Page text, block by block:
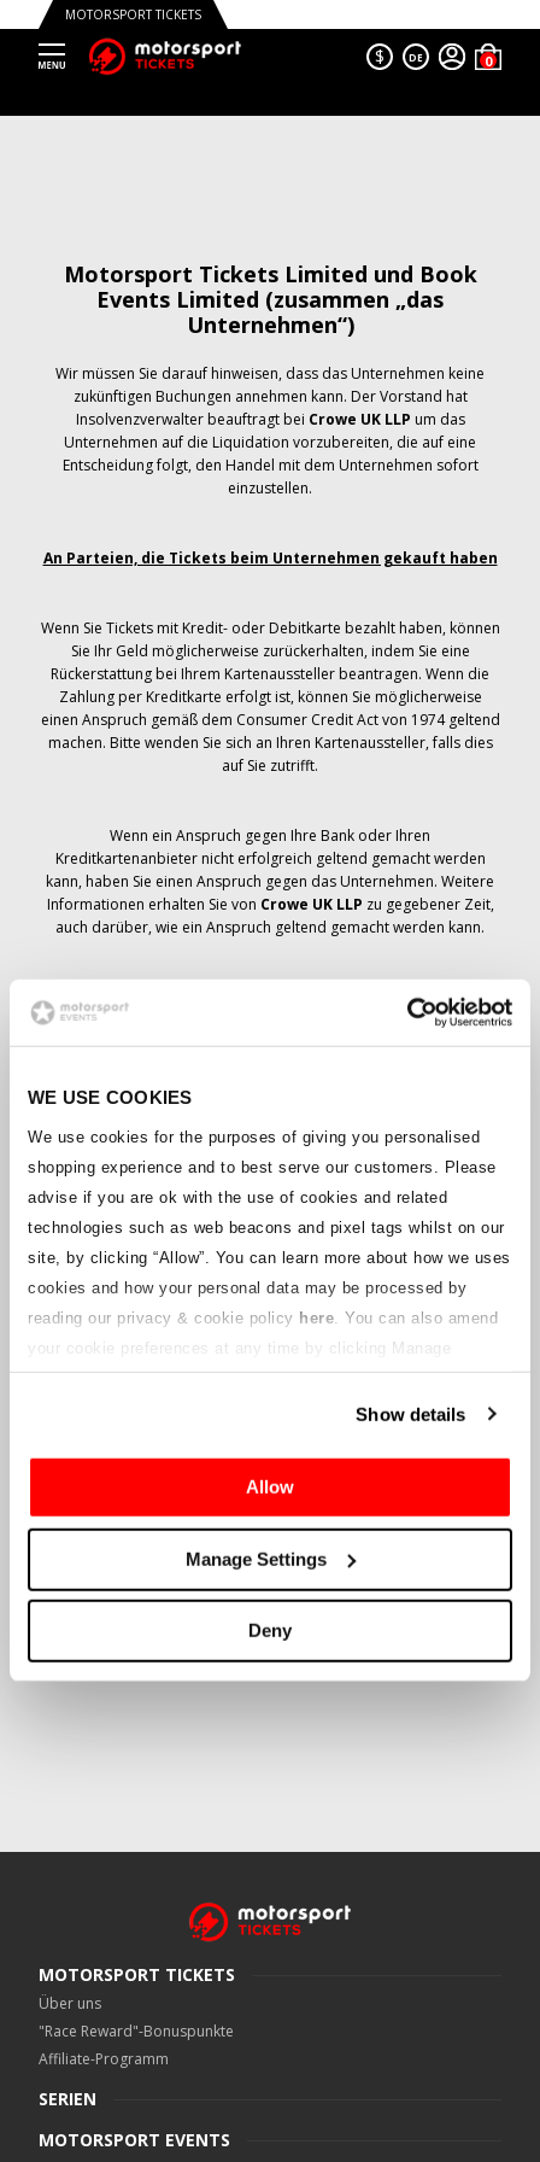
WE USE COOKIES
We use cookies for the purposes of giving you personalised
shopping experience and to best serve our customers. Please
advise if you are ok with the use of cookies and related
technologies such as web beacons and pixel tags whilst on our
site, by clicking “Allow”. You can learn more about how we uses
cookies and how your personal data may be processed by
reading our privacy & cookie policy here . You can also amend
your cookie preferences at any time by clicking Manage
Cookies in the footer of this site.
Show details
Allow
Manage Settings
Deny
MOTORSPORT TICKETS
$ DE
Motorsport Tickets Limited und Book
Events Limited (zusammen „das
Unternehmen“)
Wir müssen Sie darauf hinweisen, dass das Unternehmen keine
zukünftigen Buchungen annehmen kann. Der Vorstand hat
Insolvenzverwalter beauftragt bei Crowe UK LLP um das
Unternehmen auf die Liquidation vorzubereiten, die auf eine
Entscheidung folgt, den Handel mit dem Unternehmen sofort
einzustellen.
An Parteien, die Tickets beim Unternehmen gekauft haben
Wenn Sie Tickets mit Kredit- oder Debitkarte bezahlt haben, können
Sie Ihr Geld möglicherweise zurückerhalten, indem Sie eine
Rückerstattung bei Ihrem Kartenaussteller beantragen. Wenn die
Zahlung per Kreditkarte erfolgt ist, können Sie möglicherweise
einen Anspruch gemäß dem Consumer Credit Act von 1974 geltend
machen. Bitte wenden Sie sich an Ihren Kartenaussteller, falls dies
auf Sie zutrifft.
Wenn ein Anspruch gegen Ihre Bank oder Ihren
Kreditkartenanbieter nicht erfolgreich geltend gemacht werden
kann, haben Sie einen Anspruch gegen das Unternehmen. Weitere
Informationen erhalten Sie von Crowe UK LLP zu gegebener Zeit,
auch darüber, wie ein Anspruch geltend gemacht werden kann.
Sie haben eine Stornierungsmitteilung
bezüglich Ihrer Ticketbestellung erhalten, Ihre Buchung wurde nicht
storniert und es wird erwartet, dass Sie die von Ihnen bestellten
Unternehmens arbeitet mit den Lieferanten zusammen, um
Sollte sich der Status einzelner Buchungen ändern, wurden
Vorkehrungen getroffen, um Sie so schnell wie möglich zu
benachrichtigen. Zusätzliche Hinweise für Ticketinhaber werden auf
dieser Webseite veröffentlicht, sobald Informationen verfügbar
sind. Wir werden denjenigen mit gültigen Tickets auch eine neue E-
Mail-Adresse für den Kundenservice zur Verfügung stellen, die von
einem verbundenen Unternehmen verwaltet wird. Crowe U.K. LLP
kann keine Fragen zum Ticketvorgang und zum Zeitpunkt der
Liquidation zur Verfügung stellen, einschließlich Unterlagen
darüber, wie Sie eine Forderung gegen das Unternehmen geltend
machen können.
kann kontaktiert werden unter
motorsport.tickets@crowe.co.uk
MOTORSPORT TICKETS
Über uns
"Race Reward"-Bonuspunkte
Affiliate-Programm
SERIEN
MOTORSPORT EVENTS